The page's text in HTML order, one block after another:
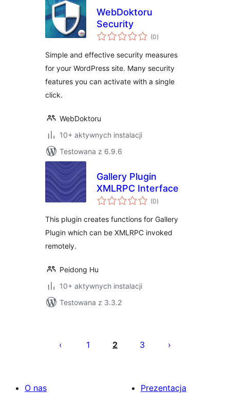
WebDoktoru
Security
(0wszystkich
ocen
)
Simple and effective security measures
for your WordPress site. Many security
features you can activate with a single
click.
WebDoktoru
10+ aktywnych instalacji
Testowana z 6.9.6
Gallery Plugin
XMLRPC Interface
(0wszystkich
ocen
)
This plugin creates functions for Gallery
Plugin which can be XMLRPC invoked
remotely.
Peidong Hu
10+ aktywnych instalacji
Testowana z 3.3.2
wpisów
1 2 3
O nas
Prezentacja